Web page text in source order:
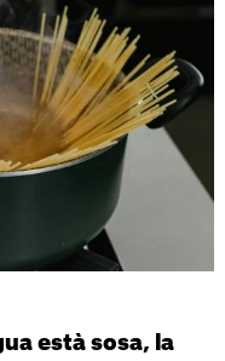
està sosa, la